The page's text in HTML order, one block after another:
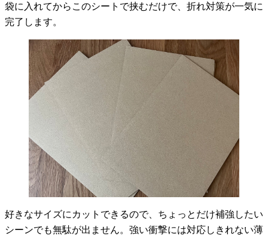
袋に入れてからこのシートで挟むだけで、折れ対策が一気に
完了します。
好きなサイズにカットできるので、ちょっとだけ補強したい
シーンでも無駄が出ません。強い衝撃には対応しきれない薄